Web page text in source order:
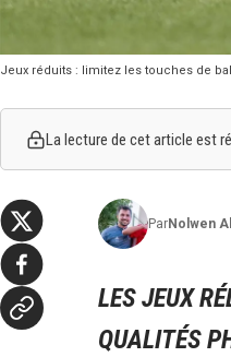
Jeux réduits : limitez les touches de
La lecture de cet article est
ParNolwen
LES JEUX
QUALITÉS